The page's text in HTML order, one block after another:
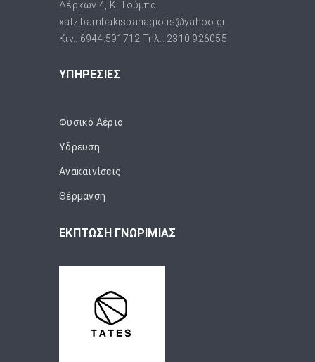
Δέρκων 4, Κ. Τούμπα
xatzibambakispanagiotis@yahoo.gr
Κιν.: 6944.591712 Τηλ.: 2310.926055
ΥΠΗΡΕΣΙΕΣ
Φυσικό Αέριο
Ύδρευση
Ανακαινίσεις
Θέρμανση
ΕΚΠΤΩΣΗ ΓΝΩΡΙΜΙΑΣ